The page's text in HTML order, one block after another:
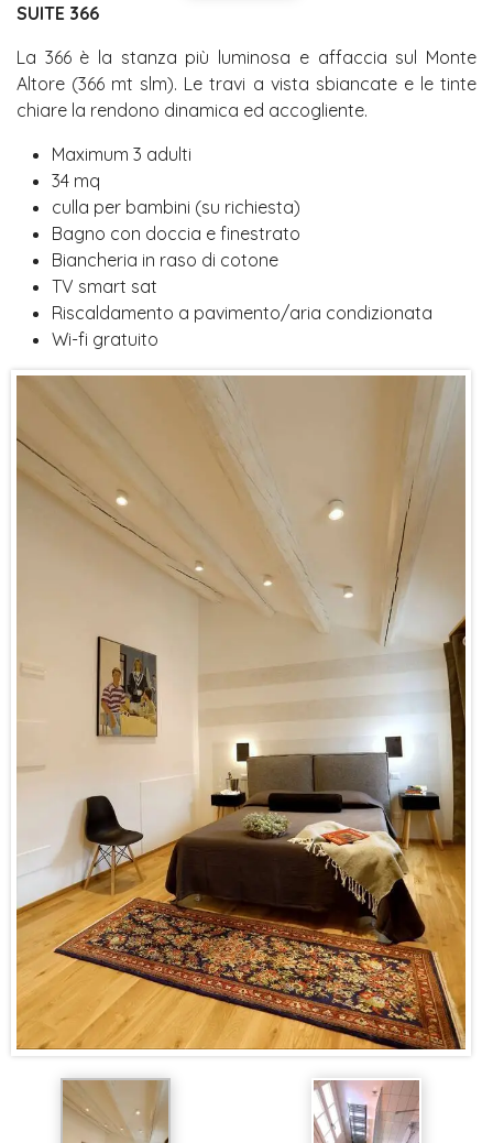
SUITE 366
La 366 è la stanza più luminosa e affaccia sul Monte
Altore (366 mt slm). Le travi a vista sbiancate e le tinte
chiare la rendono dinamica ed accogliente.
Maximum 3 adulti
34 mq
culla per bambini (su richiesta)
Bagno con doccia e finestrato
Biancheria in raso di cotone
TV smart sat
Riscaldamento a pavimento/aria condizionata
Wi-fi gratuito